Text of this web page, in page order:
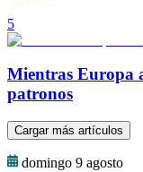
5
Mientras Europa
patronos
Cargar más artículos
domingo 9 agosto